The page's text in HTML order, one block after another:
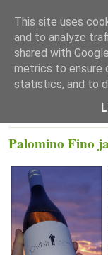
Palomino Fino
This site uses
and to analyze
shared with
metrics to ensure
statistics, and to